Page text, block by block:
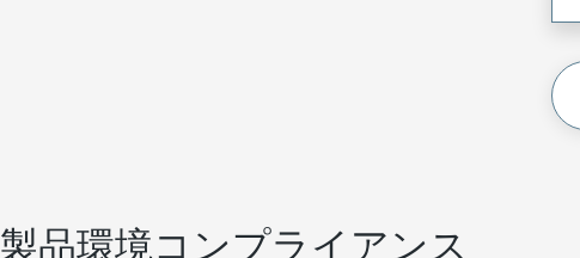
製品環境コンプライアンス